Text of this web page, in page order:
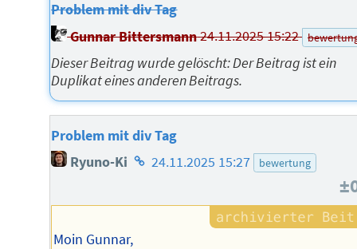
Problem mit div Tag
Gunnar Bittersmann24.11.2025 15:22
Dieser Beitrag wurde gelöscht: Der Beitrag ist ein
Duplikat eines anderen Beitrags.
Problem mit div Tag
Ryuno-Ki Homepage
Autors
24.11.2025 15:27 bewertung
Moin Gunnar,